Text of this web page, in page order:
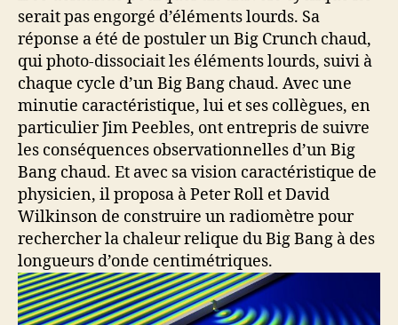
serait pas engorgé d’éléments lourds. Sa
réponse a été de postuler un Big Crunch chaud,
qui photo-dissociait les éléments lourds, suivi à
chaque cycle d’un Big Bang chaud. Avec une
minutie caractéristique, lui et ses collègues, en
particulier Jim Peebles, ont entrepris de suivre
les conséquences observationnelles d’un Big
Bang chaud. Et avec sa vision caractéristique de
physicien, il proposa à Peter Roll et David
Wilkinson de construire un radiomètre pour
rechercher la chaleur relique du Big Bang à des
longueurs d’onde centimétriques.